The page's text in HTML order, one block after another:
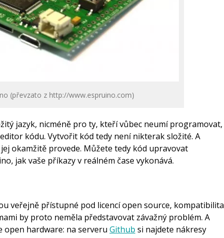
(převzato z http://www.espruino.com)
jazyk, nicméně pro ty, kteří vůbec neumí programovat,
kódu. Vytvořit kód tedy není nikterak složité. A
okamžitě provede. Můžete tedy kód upravovat
jak vaše příkazy v reálném čase vykonává.
veřejně přístupné pod licencí open source, kompatibilita
by proto neměla představovat závažný problém. A
open hardware: na serveru Github si najdete nákresy